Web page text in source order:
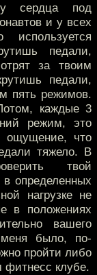
сердца под
и у всех
педали,
за твоим
педали,
пять режимов.
каждые 3
режим, это
ощущение, что
тяжело. В
твой
определенных
нагрузке не
в положениях
вашего
было, по-
пройти либо
клубе.